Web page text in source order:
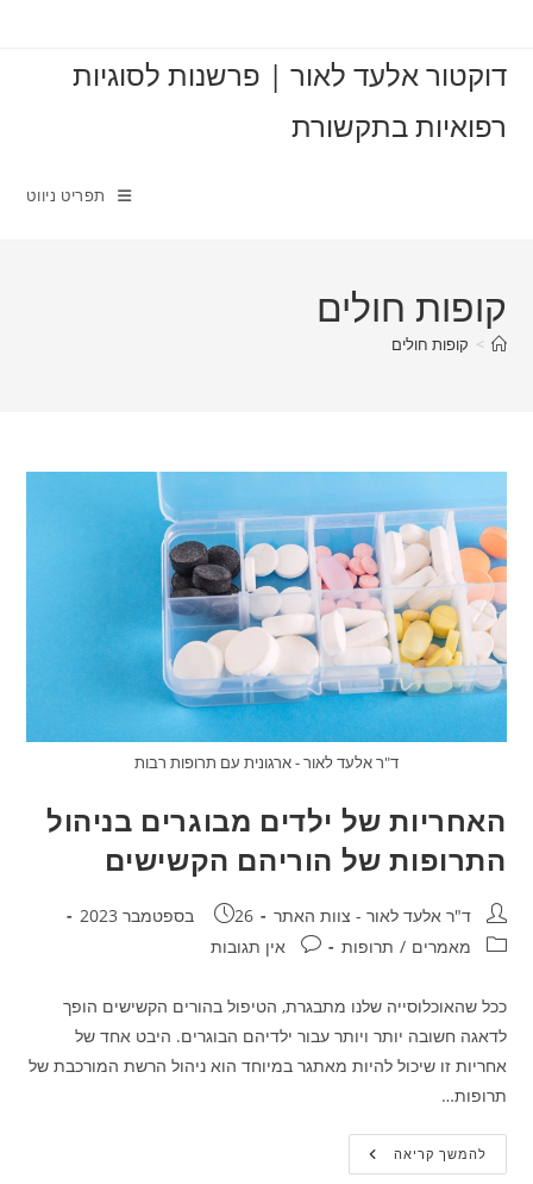
content
דוקטור אלעד לאור | פרשנות לסוגיות
רפואיות בתקשורת
תפריט ניווט
קופות חולים
> קופות חולים
ד"ר אלעד לאור - ארגונית עם תרופות רבות
האחריות של ילדים מבוגרים בניהול
התרופות של הוריהם הקשישים
מחבר:ד"ר אלעד לאור - צוות האתר פורסם:
26 בספטמבר 2023
קטגוריה:מאמרים / תרופות תגובות:אין תגובות
ככל שהאוכלוסייה שלנו מתבגרת, הטיפול בהורים הקשישים הופך
לדאגה חשובה יותר ויותר עבור ילדיהם הבוגרים. היבט אחד של
אחריות זו שיכול להיות מאתגר במיוחד הוא ניהול הרשת המורכבת של
תרופות…
להמשך קריאההאחריות
של